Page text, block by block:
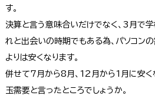
す。
決算と言う意味合いだけでなく、3月で
れと出会いの時期でもある為、パソコン
よりは安くなります。
併せて7月から8月、12月から1月に安く
玉需要と言ったところでしょうか。